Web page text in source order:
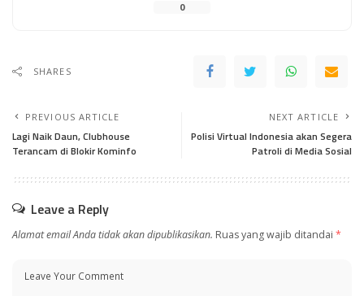
0
SHARES
PREVIOUS ARTICLE
Lagi Naik Daun, Clubhouse
Terancam di Blokir Kominfo
NEXT ARTICLE
Polisi Virtual Indonesia akan Segera
Patroli di Media Sosial
Leave a Reply
Alamat email Anda tidak akan dipublikasikan. Ruas yang wajib ditandai *